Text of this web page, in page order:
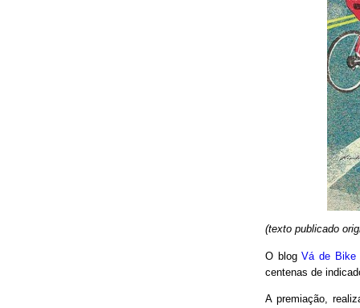
(texto publicado
O blogVá de Bike
centenas de
A premiação,